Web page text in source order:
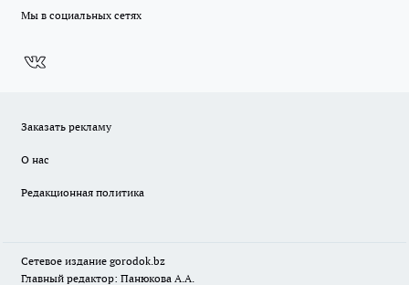
Мы в социальных сетях
Заказать рекламу
О нас
Редакционная политика
Сетевое издание gorodok.bz
Главный редактор: Панюкова А.А.